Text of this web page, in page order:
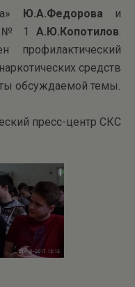
Ю.А.Федорова и
№ 1 А.Ю.Копотилов.
профилактический
средств
обсуждаемой темы.
пресс-центр СКС